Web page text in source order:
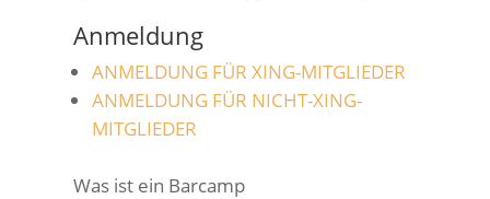
Anmeldung
ANMELDUNG FÜR XING-MITGLIEDER
ANMELDUNG FÜR NICHT-XING-
MITGLIEDER
Was ist ein Barcamp